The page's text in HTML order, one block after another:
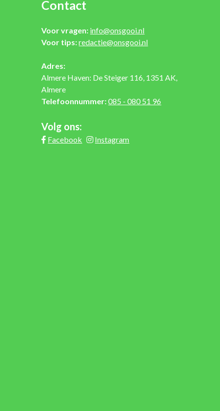
Contact
Voor vragen: info@onsgooi.nl
Voor tips:redactie@onsgooi.nl
Adres:
Almere Haven: De Steiger 116, 1351 AK,
Almere
Telefoonnummer:085 - 080 51 96
Volg ons:
Facebook Instagram